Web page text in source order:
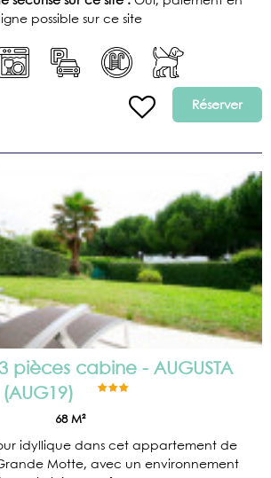
ligne possible sur ce site
Réserver
pièces cabine - AUGUSTA
(AUG19)
68 M²
idyllique dans cet appartement de
Motte, avec un environnement